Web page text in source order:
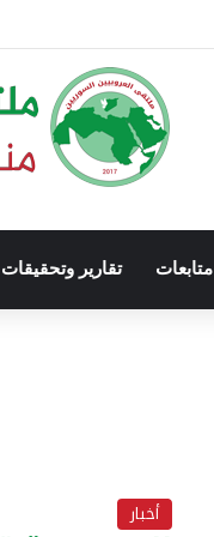
متابعات تقارير وتحقيقات
أخبار